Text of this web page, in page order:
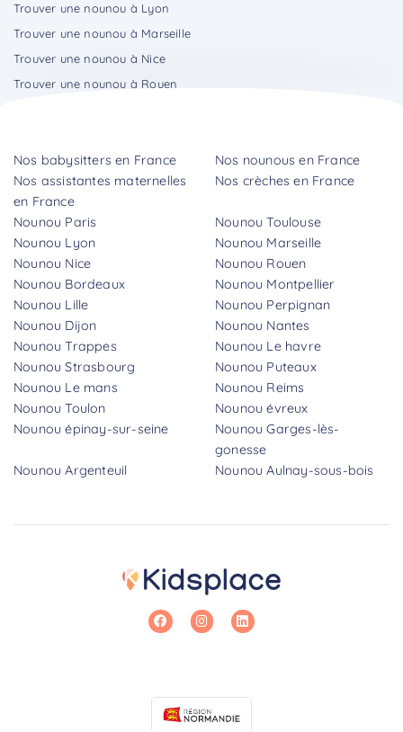
Trouver une nounou à Lyon
Trouver une nounou à Marseille
Trouver une nounou à Nice
Trouver une nounou à Rouen
Nos babysitters en France
Nos nounous en France
Nos assistantes maternelles
en France
Nos crèches en France
Nounou Paris
Nounou Toulouse
Nounou Lyon
Nounou Marseille
Nounou Nice
Nounou Rouen
Nounou Bordeaux
Nounou Montpellier
Nounou Lille
Nounou Perpignan
Nounou Dijon
Nounou Nantes
Nounou Trappes
Nounou Le havre
Nounou Strasbourg
Nounou Puteaux
Nounou Le mans
Nounou Reims
Nounou Toulon
Nounou évreux
Nounou épinay-sur-seine
Nounou Garges-lès-
gonesse
Nounou Argenteuil
Nounou Aulnay-sous-bois